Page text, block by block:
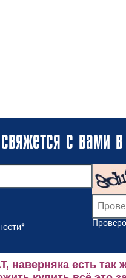
с вами
*
наверняка есть